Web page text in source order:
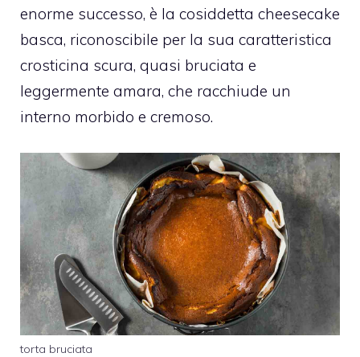
enorme successo, è la cosiddetta cheesecake
basca, riconoscibile per la sua caratteristica
crosticina scura, quasi bruciata e
leggermente amara, che racchiude un
interno morbido e cremoso.
torta bruciata